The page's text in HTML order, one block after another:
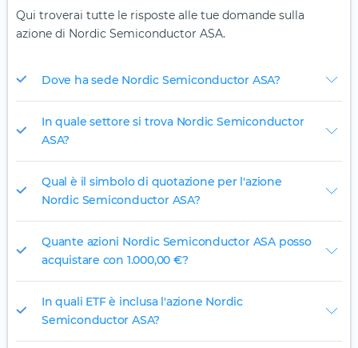
Qui troverai tutte le risposte alle tue domande sulla
azione di Nordic Semiconductor ASA.
Dove ha sede Nordic Semiconductor ASA?
In quale settore si trova Nordic Semiconductor
ASA?
Qual è il simbolo di quotazione per l'azione
Nordic Semiconductor ASA?
Quante azioni Nordic Semiconductor ASA posso
acquistare con 1.000,00 €?
In quali ETF è inclusa l'azione Nordic
Semiconductor ASA?